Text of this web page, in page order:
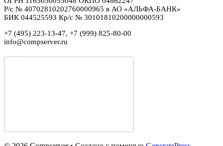
Р/с № 40702810202760000965 в АО «АЛЬФА-БАНК»
БИК 044525593 Кр/с № 30101810200000000593
+7 (495) 223-13-47, +7 (999) 825-80-00
info@compserver.ru